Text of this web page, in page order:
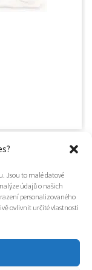
Jsou to malé datové
údajů o našich
personalizovaného
ovlivnit určité vlastnosti